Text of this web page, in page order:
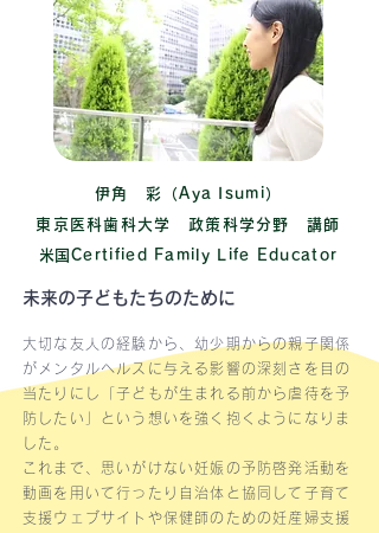
伊角 彩（Aya Isumi）
東京医科歯科大学 政策科学分野 講師
​米国Certified Family Life Educator
未来の子どもたちのために
大切な友人の経験から、幼少期からの親子関係
がメンタルヘルスに与える影響の深刻さを目の
当たりにし「子どもが生まれる前から虐待を予
防したい」という想いを強く抱くようになりま
した。
これまで、思いがけない妊娠の予防啓発活動を
動画を用いて行ったり自治体と協同して子育て
支援ウェブサイトや保健師のための妊産婦支援